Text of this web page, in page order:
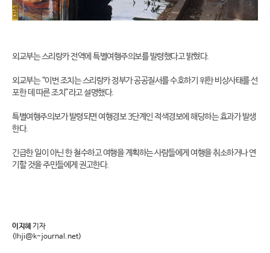
외교부는 스리랑카 전역에 특별여행주의보를 발령했다고 밝혔다.
외교부는 “이번 조치는 스리랑카 정부가 공공질서를 수호하기 위한 비상사태를 선
포한 데 따른 조치”라고 설명했다.
특별여행주의보가 발령되면 여행경보 3단계인 적색경보에 해당하는 효과가 발생
한다.
긴급한 일이 아닌 한 철수하고 여행을 계획하는 사람들에게 여행을 취소하거나 연
기할 것을 주민들에게 권고한다.
이지혜 기자
(lhji@k-journal.net)